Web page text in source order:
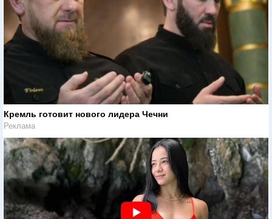
Кремль готовит нового лидера Чечни
Реклама